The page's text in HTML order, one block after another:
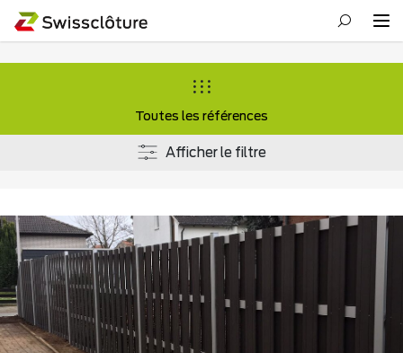
Toutes les références
Afficher le filtre